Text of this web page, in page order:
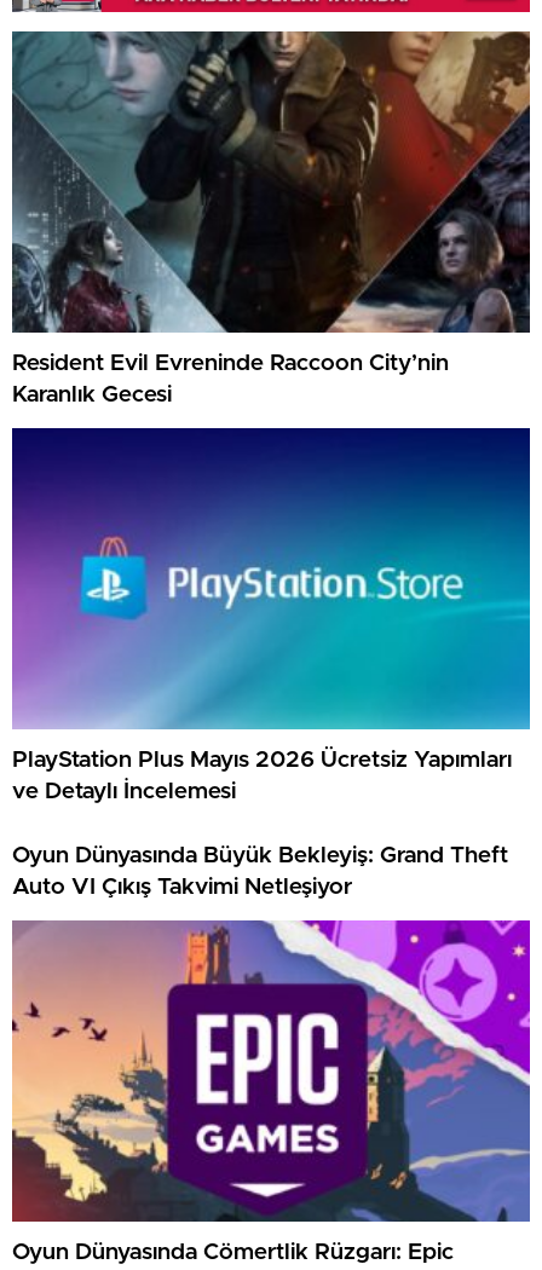
Resident Evil Evreninde Raccoon City’nin
Karanlık Gecesi
PlayStation Plus Mayıs 2026 Ücretsiz Yapımları
ve Detaylı İncelemesi
Oyun Dünyasında Büyük Bekleyiş: Grand Theft
Auto VI Çıkış Takvimi Netleşiyor
Oyun Dünyasında Cömertlik Rüzgarı: Epic